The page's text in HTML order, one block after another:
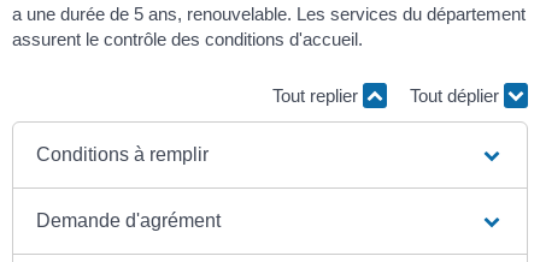
a une durée de 5 ans, renouvelable. Les services du département
assurent le contrôle des conditions d'accueil.
Tout replier Tout déplier
Conditions à remplir
Demande d'agrément